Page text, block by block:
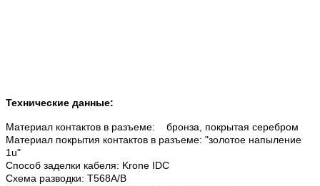
Технические данные:
Материал контактов в разъеме: бронза, покрытая серебром
Материал покрытия контактов в разъеме: "золотое напыление
1u"
Способ заделки кабеля: Krone IDC
Схема разводки: T568A/B